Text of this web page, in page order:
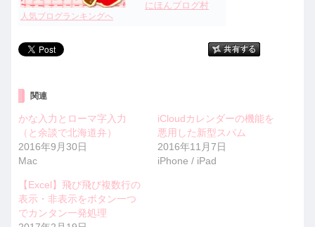
人気ブログランキングへ
にほんブログ村
関連
かな入力とローマ字入力
（と余談で北海道弁）
2016年9月30日
Mac
iCloudカレンダーの機能を
悪用した新型スパム
2016年11月7日
iPhone / iPad
【Excel】飛び飛び複数行の
表示・非表示をボタン一つ
でカンタン一発処理